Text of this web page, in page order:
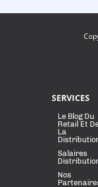
SERVICES
Le Blog Du
Retail Et
La
Salaires
Nos